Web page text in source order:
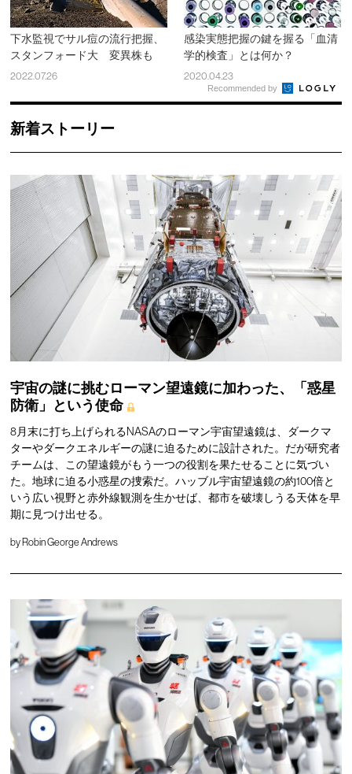
下水監視でサル痘の流行把握、
スタンフォード大 変異株も
2022.07.26
感染実態把握の鍵を握る「血清
学的検査」とは何か？
2020.04.23
Recommended by
新着ストーリー
宇宙の謎に挑むローマン望遠鏡に加わった、「惑星
防衛」という使命
8月末に打ち上げられるNASAのローマン宇宙望遠鏡は、ダークマ
ターやダークエネルギーの謎に迫るために設計された。だが研究者
チームは、この望遠鏡がもう一つの役割を果たせることに気づい
た。地球に迫る小惑星の捜索だ。ハッブル宇宙望遠鏡の約100倍と
いう広い視野と赤外線観測を生かせば、都市を破壊しうる天体を早
期に見つけ出せる。
byRobin George Andrews